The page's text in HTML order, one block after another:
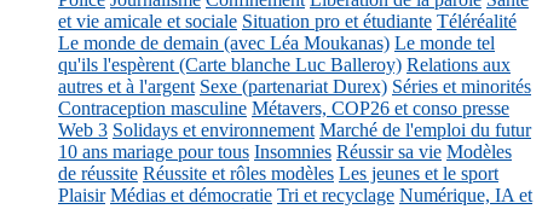
et vie amicale et sociale Situation pro et étudiante Téléréalité
Le monde de demain (avec Léa Moukanas) Le monde tel
qu'ils l'espèrent (Carte blanche Luc Balleroy) Relations aux
autres et à l'argent Sexe (partenariat Durex) Séries et minorités
Contraception masculine Métavers, COP26 et conso presse
Web 3 Solidays et environnement Marché de l'emploi du futur
10 ans mariage pour tous Insomnies Réussir sa vie Modèles
de réussite Réussite et rôles modèles Les jeunes et le sport
Plaisir Médias et démocratie Tri et recyclage Numérique, IA et